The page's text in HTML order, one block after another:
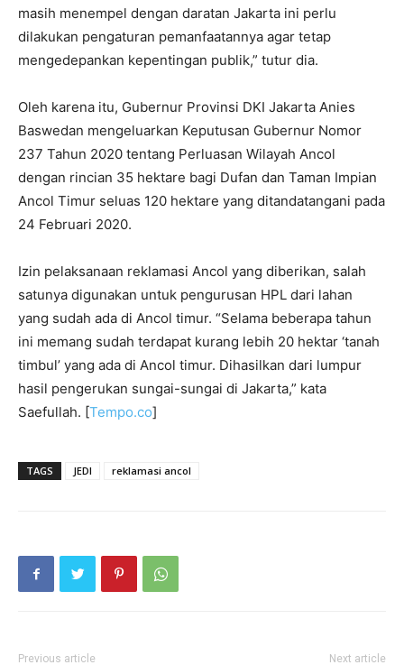
masih menempel dengan daratan Jakarta ini perlu
dilakukan pengaturan pemanfaatannya agar tetap
mengedepankan kepentingan publik,” tutur dia.
Oleh karena itu, Gubernur Provinsi DKI Jakarta Anies
Baswedan mengeluarkan Keputusan Gubernur Nomor
237 Tahun 2020 tentang Perluasan Wilayah Ancol
dengan rincian 35 hektare bagi Dufan dan Taman Impian
Ancol Timur seluas 120 hektare yang ditandatangani pada
24 Februari 2020.
Izin pelaksanaan reklamasi Ancol yang diberikan, salah
satunya digunakan untuk pengurusan HPL dari lahan
yang sudah ada di Ancol timur. “Selama beberapa tahun
ini memang sudah terdapat kurang lebih 20 hektar ‘tanah
timbul’ yang ada di Ancol timur. Dihasilkan dari lumpur
hasil pengerukan sungai-sungai di Jakarta,” kata
Saefullah. [Tempo.co]
TAGS JEDI reklamasi ancol
Previous article Next article